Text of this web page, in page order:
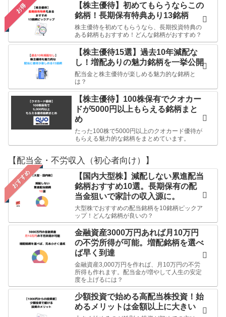
お得
【株主優待】初めてもらうならこの
銘柄！長期保有特典あり13銘柄
株主優待を初めてもらうなら、長期投資特典の
ある銘柄もおすすめ！どんな銘柄がおすすめ？
【株主優待15選】過去10年減配な
し！増配ありの魅力銘柄を一挙公開
配当金と株主優待が楽しめる魅力的な銘柄と
は？
【株主優待】100株保有でクオカー
ドが5000円以上もらえる銘柄まと
め
たった100株で5000円以上のクオカード優待が
もらえる魅力的な銘柄をまとめています。
【配当金・不労収入（初心者向け）】
おすすめ
【国内大型株】減配しない累進配当
銘柄おすすめ10選。長期保有の配
当金狙いで家計の収入源に。
大型株でおすすめの配当銘柄を10銘柄ピックア
ップ！どんな銘柄が良いの？
金融資産3000万円あれば月10万円
の不労所得が可能。増配銘柄を選べ
ば早く到達
金融資産3,000万円を作れば、月10万円の不労
所得も作れます。配当金が増やして人生の安定
度を上げるには？
少額投資で始める高配当株投資！始
めるメリットは金額以上に大きい